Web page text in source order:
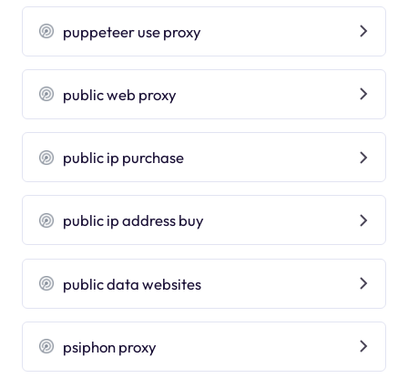
puppeteer use proxy
public web proxy
public ip purchase
public ip address buy
public data websites
psiphon proxy